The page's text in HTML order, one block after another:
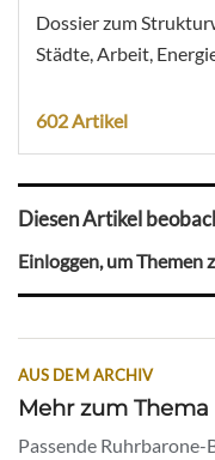
Dossier zum
Städte, Arbeit,
602 Artikel
Diesen Artikel
Einloggen, um Themen
AUS DEM ARCHIV
Mehr zum Thema
Passende